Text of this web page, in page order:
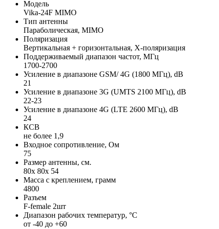
Модель
Vika-24F MIMO
Тип антенны
Параболическая, MIMO
Поляризация
Вертикальная + горизонтальная, X-поляризация
Поддерживаемый диапазон частот, МГц
1700-2700
Усиление в диапазоне GSM/ 4G (1800 МГц), dB
21
Усиление в диапазоне 3G (UMTS 2100 МГц), dB
22-23
Усиление в диапазоне 4G (LTE 2600 МГц), dB
24
КСВ
не более 1,9
Входное сопротивление, Ом
75
Размер антенны, см.
80х 80х 54
Масса с креплением, грамм
4800
Разъем
F-female 2шт
Диапазон рабочих температур, °C
от -40 до +60